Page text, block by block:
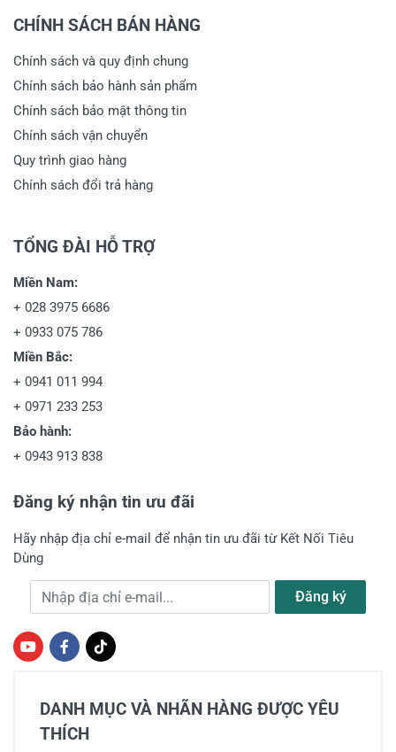
CHÍNH SÁCH BÁN HÀNG
Chính sách và quy định chung
Chính sách bảo hành sản phẩm
Chính sách bảo mật thông tin
Chính sách vận chuyển
Quy trình giao hàng
Chính sách đổi trả hàng
TỔNG ĐÀI HỖ TRỢ
Miền Nam:
+ 028 3975 6686
+ 0933 075 786
Miền Bắc:
+ 0941 011 994
+ 0971 233 253
Bảo hành:
+ 0943 913 838
Đăng ký nhận tin ưu đãi
Hãy nhập địa chỉ e-mail để nhận tin ưu đãi từ Kết Nối Tiêu
Dùng
Địa chỉ e-mail Đăng ký
DANH MỤC VÀ NHÃN HÀNG ĐƯỢC YÊU
THÍCH